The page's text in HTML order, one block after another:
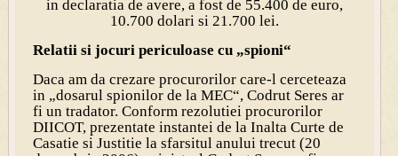
in declaratia de avere, a fost de 55.400 de euro,
10.700 dolari si 21.700 lei.
Relatii si jocuri periculoase cu „spioni“
Daca am da crezare procurorilor care-l cerceteaza
in „dosarul spionilor de la MEC“, Codrut Seres ar
fi un tradator. Conform rezolutiei procurorilor
DIICOT, prezentate instantei de la Inalta Curte de
Casatie si Justitie la sfarsitul anului trecut (20